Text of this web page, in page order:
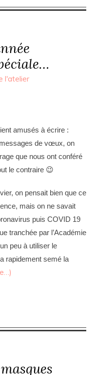
l'atelier
amusés à écrire :
de vœux, on
que nous ont conféré
le contraire 😉
on pensait bien que ce
mais on ne savait
puis COVID 19
tranchée par l’Académie
peu à utiliser le
rapidement semé la